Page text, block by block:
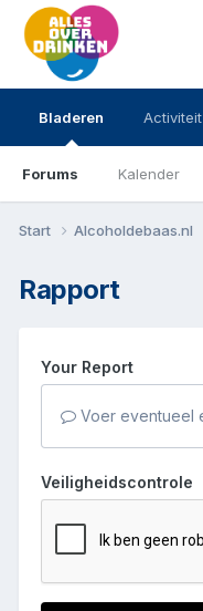
Bladeren
Forums Kalender
Activiteit
Start Alcoholdebaas.nl
Rapport
Your Report
Voer eventueel
Veiligheidscontrole